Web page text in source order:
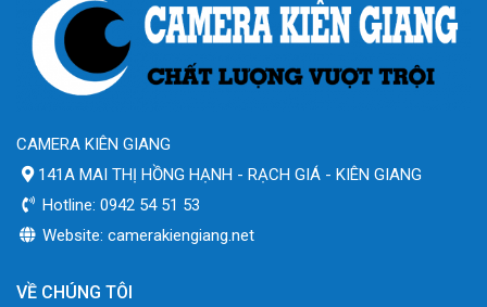
CAMERA KIÊN GIANG
141A MAI THỊ HỒNG HẠNH - RẠCH GIÁ - KIÊN GIANG
Hotline: 0942 54 51 53
Website: camerakiengiang.net
VỀ CHÚNG TÔI